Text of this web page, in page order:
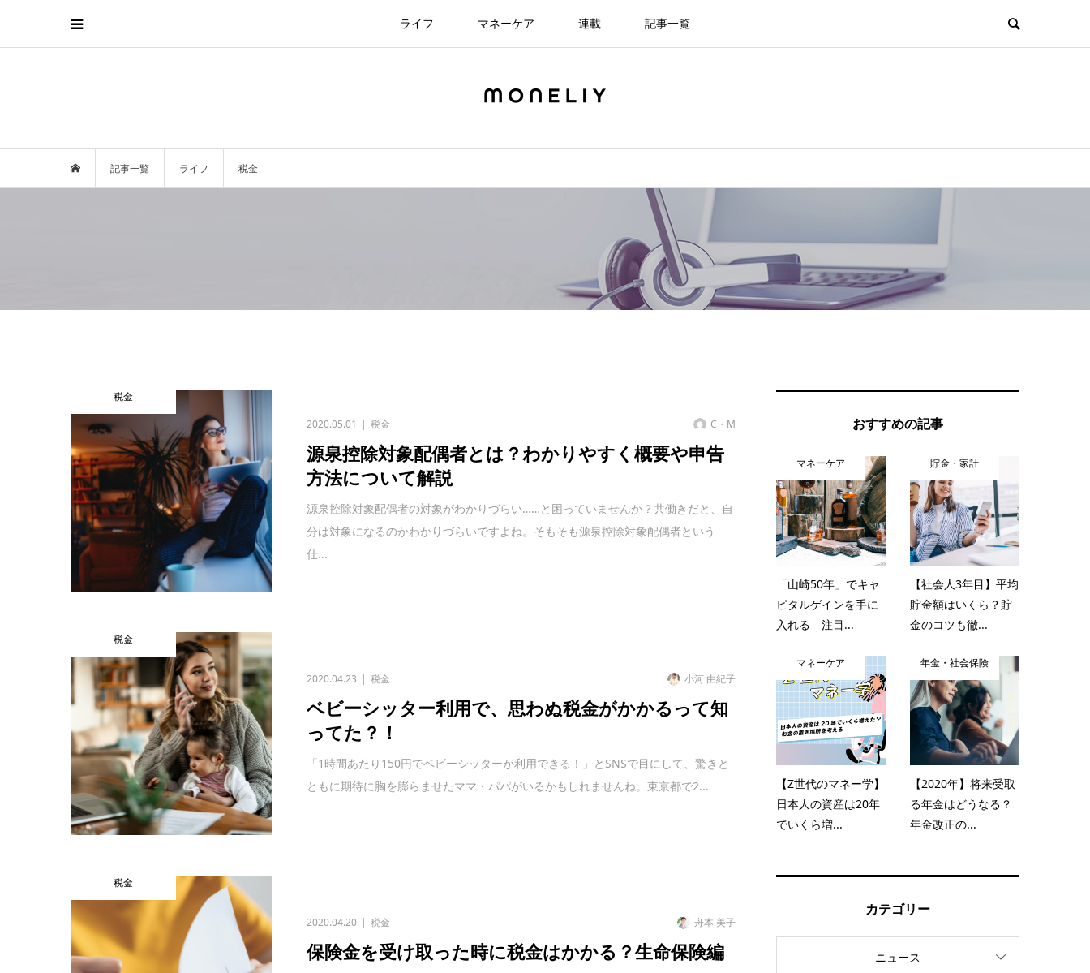
ライフ マネーケア 連載 記事一覧
記事一覧 ライフ 税金
税金
2020.05.01 税金 C・M
源泉控除対象配偶者とは？わかりやすく概要や申告
方法について解説
源泉控除対象配偶者の対象がわかりづらい……と困っていませんか？共働きだと、自
分は対象になるのかわかりづらいですよね。そもそも源泉控除対象配偶者という
仕...
税金
2020.04.23 税金 小河 由紀子
ベビーシッター利用で、思わぬ税金がかかるって知
ってた？！
「1時間あたり150円でベビーシッターが利用できる！」とSNSで目にして、驚きと
ともに期待に胸を膨らませたママ・パパがいるかもしれませんね。東京都で2...
税金
2020.04.20 税金 舟本 美子
保険金を受け取った時に税金はかかる？生命保険編
おすすめの記事
マネーケア
「山崎50年」でキャ
ピタルゲインを手に
入れる 注目...
貯金・家計
【社会人3年目】平均
貯金額はいくら？貯
金のコツも徹...
マネーケア
【Z世代のマネー学】
日本人の資産は20年
でいくら増...
年金・社会保険
【2020年】将来受取
る年金はどうなる？
年金改正の...
カテゴリー
ニュース